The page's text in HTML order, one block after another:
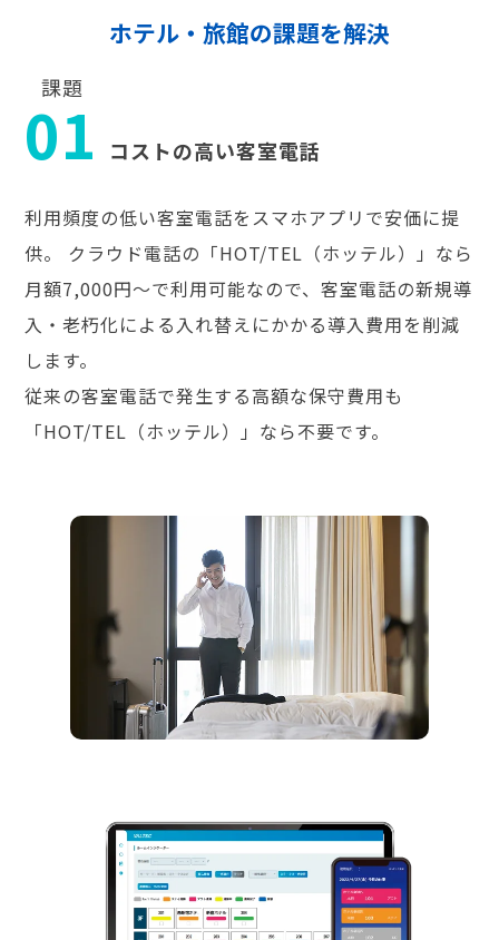
ホテル・旅館の課題を解決
課題
01 コストの高い客室電話
利用頻度の低い客室電話をスマホアプリで安価に提
供。 クラウド電話の「HOT/TEL（ホッテル）」なら
月額7,000円～で利用可能なので、客室電話の新規導
入・老朽化による入れ替えにかかる導入費用を削減
します。
従来の客室電話で発生する高額な保守費用も
「HOT/TEL（ホッテル）」なら不要です。